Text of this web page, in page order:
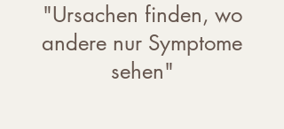
"Ursachen finden, wo
andere nur Symptome
sehen"